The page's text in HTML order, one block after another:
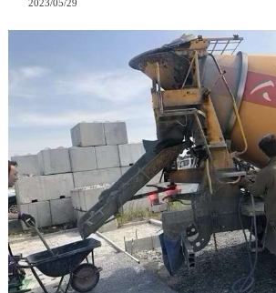
2023/05/29